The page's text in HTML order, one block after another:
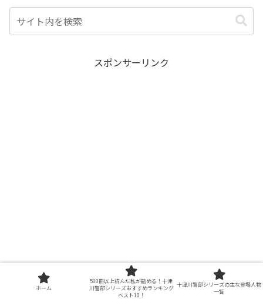
スポンサーリンク
ホーム
500冊以上読んだ私が勧める！十津
川警部シリーズおすすめランキング
ベスト10！
十津川警部シリーズの主な登場人物
一覧